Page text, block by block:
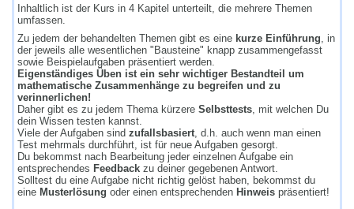
Inhaltlich ist der Kurs in 4 Kapitel unterteilt, die mehrere Themen
umfassen.
Zu jedem der behandelten Themen gibt es eine kurze Einführung, in
der jeweils alle wesentlichen "Bausteine" knapp zusammengefasst
sowie Beispielaufgaben präsentiert werden.
Eigenständiges Üben ist ein sehr wichtiger Bestandteil um
mathematische Zusammenhänge zu begreifen und zu
verinnerlichen!
Daher gibt es zu jedem Thema kürzereSelbsttests, mit welchen Du
dein Wissen testen kannst.
Viele der Aufgaben sindzufallsbasiert, d.h. auch wenn man einen
Test mehrmals durchführt, ist für neue Aufgaben gesorgt.
Du bekommst nach Bearbeitung jeder einzelnen Aufgabe ein
entsprechendes Feedback zu deiner gegebenen Antwort.
Solltest du eine Aufgabe nicht richtig gelöst haben, bekommst du
eine Musterlösung oder einen entsprechenden Hinweis präsentiert!